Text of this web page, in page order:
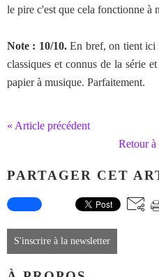
le pire c'est que cela fonctionne à
Note : 10/10.En bref, on tient ici
classiques et connus de la série
papier à musique. Parfaitement.
« Article précédent
Retour à
PARTAGER CET
S'inscrire à la newsletter